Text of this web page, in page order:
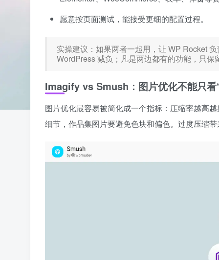
愿意按页面测试，能接受更细的配置过程。
实操建议：如果两者一起用，让 WP Rocket
WordPress 减负；凡是两边都有的功能，只保
Imagify vs Smush：图片优化不能只看
图片优化最容易被简化成一个指标：压缩率越高
细节，作品集图片要避免色块和偏色。过度压缩